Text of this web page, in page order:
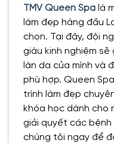
TMV Queen Spa là
làm đẹp hàng đầu
chọn. Tại đây, đội
giàu kinh nghiệm
làn da của mình và
phù hợp. Queen
trình làm đẹp
khóa học dành cho
giải quyết các bệnh
chúng tôi ngay để